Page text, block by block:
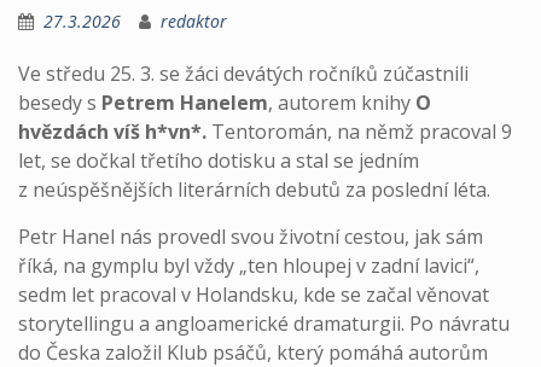
27.3.2026 redaktor
Ve středu 25. 3. se žáci devátých ročníků zúčastnili
besedy s Petrem Hanelem, autorem knihy O
hvězdách víš h*vn*. Tentoromán, na němž pracoval 9
let, se dočkal třetího dotisku a stal se jedním
z neúspěšnějších literárních debutů za poslední léta.
Petr Hanel nás provedl svou životní cestou, jak sám
říká, na gymplu byl vždy „ten hloupej v zadní lavici“,
sedm let pracoval v Holandsku, kde se začal věnovat
storytellingu a angloamerické dramaturgii. Po návratu
do Česka založil Klub psáčů, který pomáhá autorům